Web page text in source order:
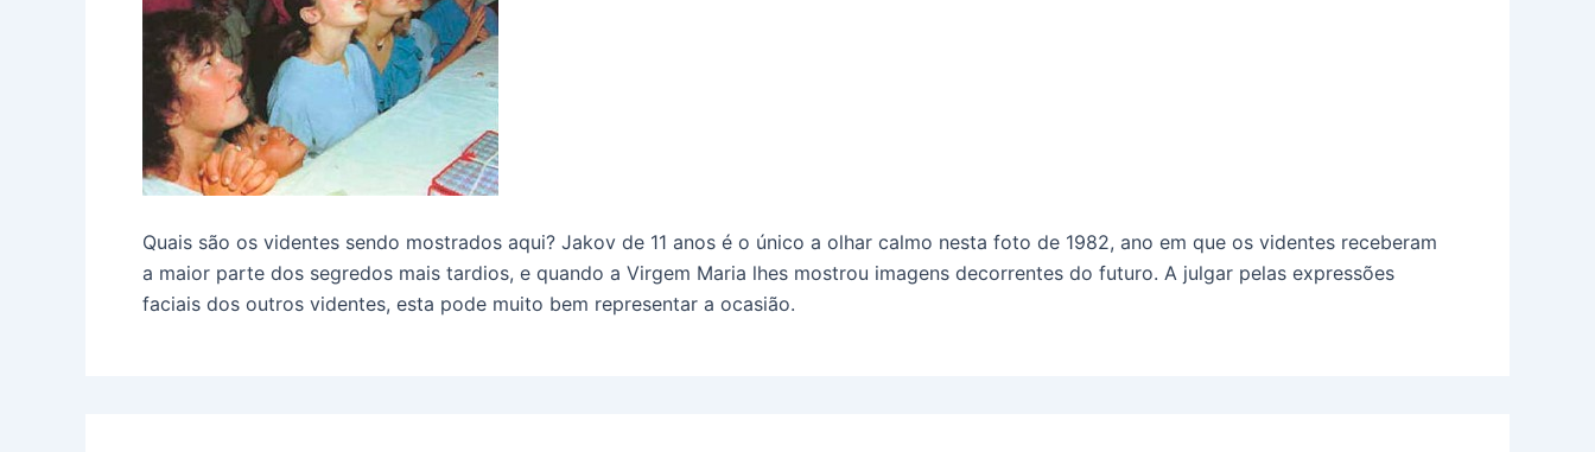
Quais são os videntes sendo mostrados aqui? Jakov de 11 anos é o único a olhar calmo nesta foto de 1982, ano em que os videntes receberam
a maior parte dos segredos mais tardios, e quando a Virgem Maria lhes mostrou imagens decorrentes do futuro. A julgar pelas expressões
faciais dos outros videntes, esta pode muito bem representar a ocasião.